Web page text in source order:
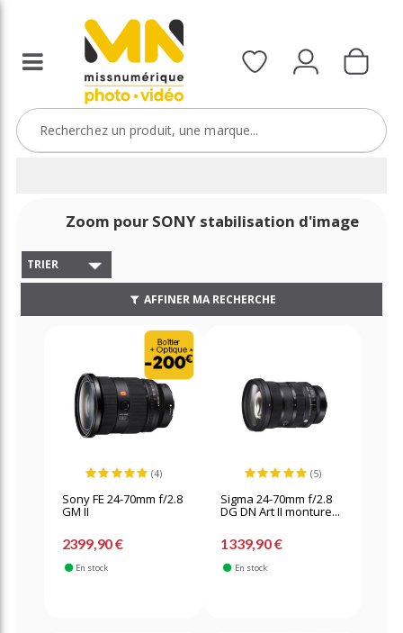
Zoom pour SONY stabilisation d'image
TRIER
AFFINER MA RECHERCHE
(4)
Sony FE 24-70mm f/2.8
GM II
2399,90 €
En stock
(5)
Sigma 24-70mm f/2.8
DG DN Art II monture...
1339,90 €
En stock